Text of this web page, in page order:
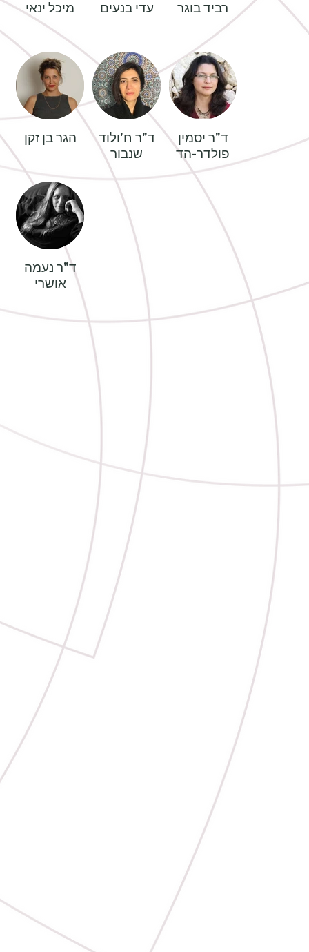
מיכל ינאי עדי בנעים רביד בוגר
הגר בן זקן
ד"ר ח'ולוד
שנבור
ד"ר יסמין
פולדר-הד
ד"ר נעמה
אושרי